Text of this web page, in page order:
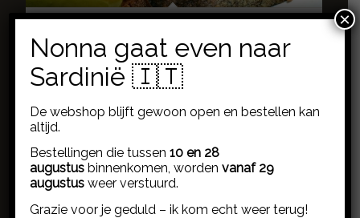
Sardinië
€ 5,95
winkelwagen
Nonna gaat even naar
Sardinië 🇮🇹
De webshop blijft gewoon open en bestellen kan
altijd.
Bestellingen die tussen10 en 28
augustus binnenkomen, wordenvanaf 29
augustus weer verstuurd.
Grazie voor je geduld – ik kom echt weer terug!
×